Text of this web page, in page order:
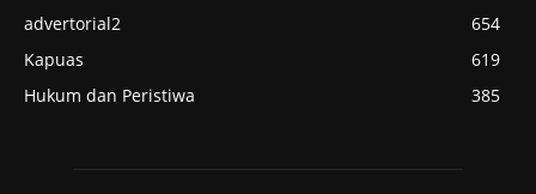
advertorial2
654
Kapuas
619
Hukum dan Peristiwa
385